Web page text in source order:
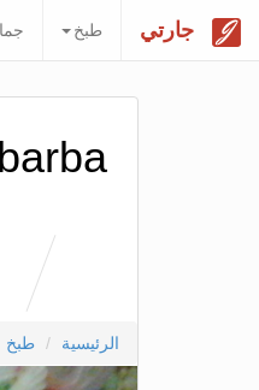
جارتي طبخ
الرئيسية طبخ